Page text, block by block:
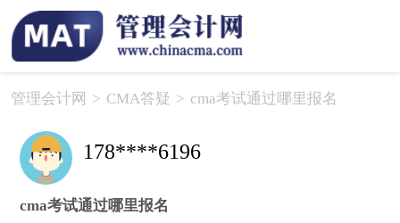
管理会计网 > CMA答疑 > cma考试通过哪里报名
178****6196
cma考试通过哪里报名